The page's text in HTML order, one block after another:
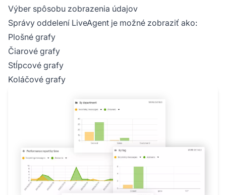
Výber spôsobu zobrazenia údajov
Správy oddelení LiveAgent je možné zobraziť ako:
Plošné grafy
Čiarové grafy
Stĺpcové grafy
Koláčové grafy